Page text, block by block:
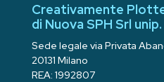
Creativamente
di Nuova SPH Srl unip.
Sede legale via Privata
20131 Milano
REA: 1992807